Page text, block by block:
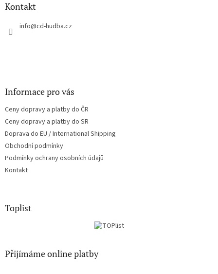
Kontakt
info@cd-hudba.cz
Informace pro vás
Ceny dopravy a platby do ČR
Ceny dopravy a platby do SR
Doprava do EU / International Shipping
Obchodní podmínky
Podmínky ochrany osobních údajů
Kontakt
Toplist
Přijímáme online platby